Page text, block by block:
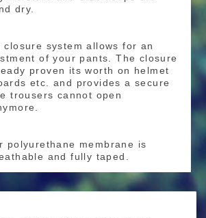
dry.
system allows for an
of your pants. The closure
proven its worth on helmet
etc. and provides a secure
trousers cannot open
polyurethane membrane is
and fully taped.